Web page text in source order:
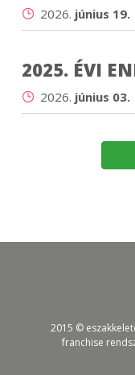
2026. június 19.
2025. ÉVI
2026. június 03.
2015 ©
franchise